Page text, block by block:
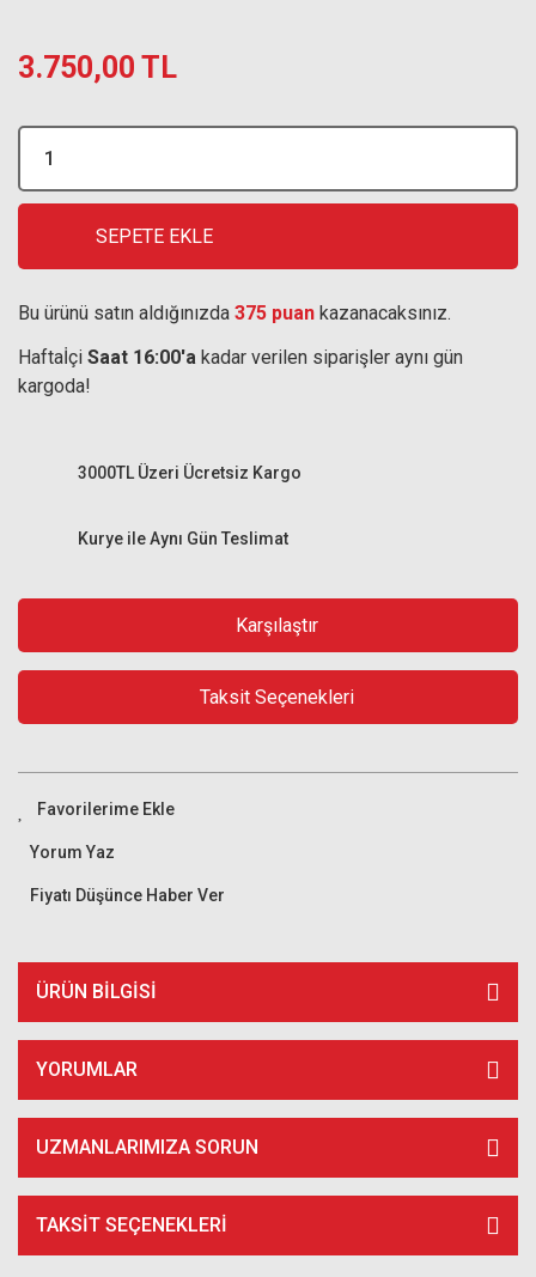
3.750,00 TL
SEPETE EKLE
Bu ürünü satın aldığınızda 375 puan kazanacaksınız.
Haftaİçi Saat 16:00'a kadar verilen siparişler aynı gün
kargoda!
Kurye ile Aynı Gün Teslimat
3000TL Üzeri Ücretsiz Kargo
Karşılaştır
Taksit Seçenekleri
Yorum Yaz
Fiyatı Düşünce Haber Ver
ÜRÜN BILGISI
YORUMLAR
UZMANLARIMIZA SORUN
TAKSIT SEÇENEKLERI